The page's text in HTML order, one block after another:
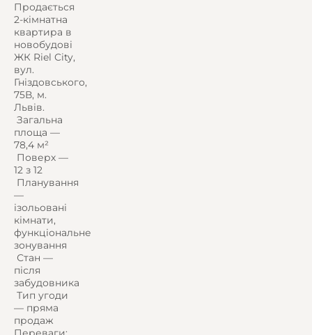
Продається
2-кімнатна
квартира в
новобудові
ЖК Riel City,
вул.
Гніздовського,
75В, м.
Львів.
️ Загальна
площа —
78,4 м²
️ Поверх —
12 з 12
️ Планування
—
ізольовані
кімнати,
функціональне
зонування
️ Стан —
після
забудовника
️ Тип угоди
— пряма
продаж